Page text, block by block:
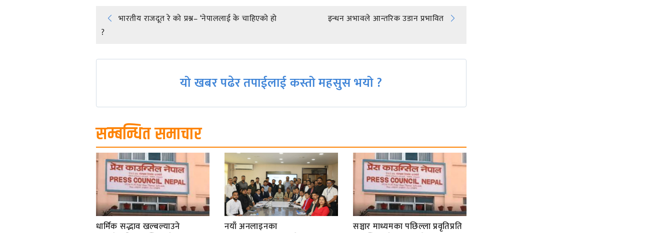
Post
navigation
भारतीय राजदूत रे को प्रश्न– ‘नेपाललाई के चाहिएको हो
?
इन्धन अभावले आन्तरिक उडान प्रभावित
यो खबर पढेर तपाईलाई कस्तो महसुस भयो ?
सम्बन्धित समाचार
धार्मिक सद्भाव खल्बल्याउने
नयाँ अनलाइनका
सञ्चार माध्यमका पछिल्ला प्रवृतिप्रति